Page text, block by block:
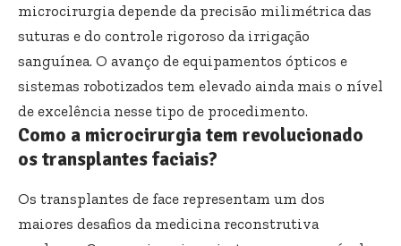
microcirurgia depende da precisão milimétrica das
suturas e do controle rigoroso da irrigação
sanguínea. O avanço de equipamentos ópticos e
sistemas robotizados tem elevado ainda mais o nível
de excelência nesse tipo de procedimento.
Como a microcirurgia tem revolucionado
os transplantes faciais?
Os transplantes de face representam um dos
maiores desafios da medicina reconstrutiva